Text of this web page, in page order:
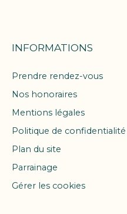
INFORMATIONS
Prendre rendez-vous
Nos honoraires
Mentions légales
Politique de confidentialité
Plan du site
Parrainage
Gérer les cookies